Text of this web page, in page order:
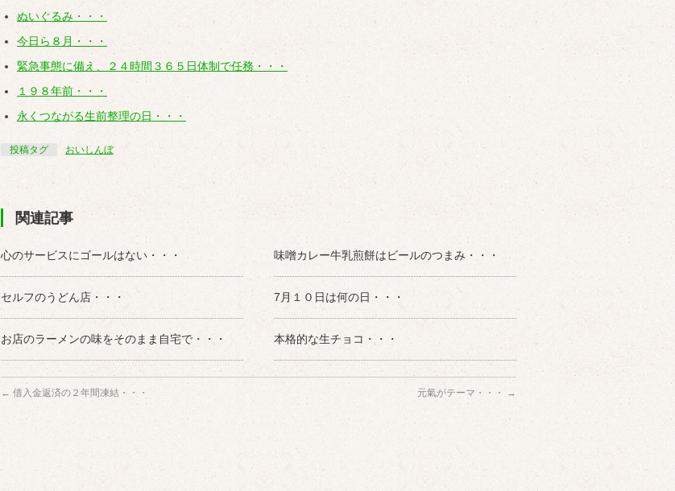
ぬいぐるみ・・・
今日ら８月・・・
緊急事態に備え、２４時間３６５日体制で任務・・・
１９８年前・・・
永くつながる生前整理の日・・・
投稿タグ おいしんぼ
関連記事
心のサービスにゴールはない・・・ 味噌カレー牛乳煎餅はビールのつまみ・・・
セルフのうどん店・・・ 7月１０日は何の日・・・
お店のラーメンの味をそのまま自宅で・・・ 本格的な生チョコ・・・
← 借入金返済の２年間凍結・・・ 元氣がテーマ・・・ →